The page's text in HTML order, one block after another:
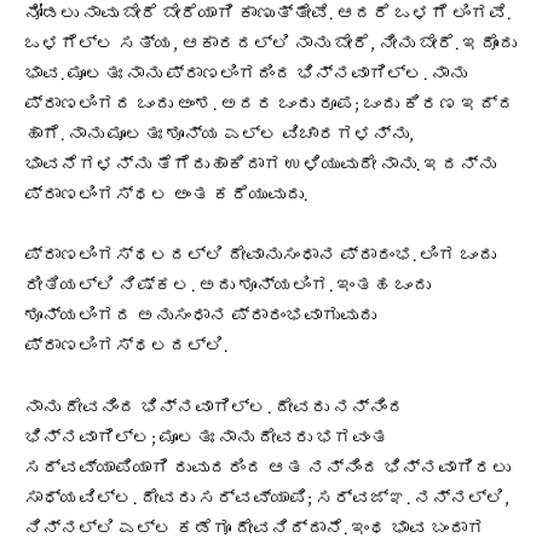
ನೋಡಲು ನಾವು ಬೇರೆ ಬೇರೆಯಾಗಿ ಕಾಣುತ್ತೇವೆ. ಆದರೆ ಒಳಗೆ ಲಿಂಗವೆ.
ಒಳಗೆಲ್ಲ ಸತ್ಯ, ಆಕಾರದಲ್ಲಿ ನಾನು ಬೇರೆ, ನೀನು ಬೇರೆ. ಇದೊಂದು
ಭಾವ. ಮೂಲತಃ ನಾನು ಪ್ರಾಣಲಿಂಗದಿಂದ ಭಿನ್ನವಾಗಿಲ್ಲ. ನಾನು
ಪ್ರಾಣಲಿಂಗದ ಒಂದು ಅಂಶ. ಅದರ ಒಂದು ರೂಪ; ಒಂದು ಕಿರಣ ಇದ್ದ
ಹಾಗೆ. ನಾನು ಮೂಲತಃ ಶೂನ್ಯ ಎಲ್ಲ ವಿಚಾರಗಳನ್ನು,
ಭಾವನೆಗಳನ್ನು ತೆಗೆದುಹಾಕಿದಾಗ ಉಳಿಯುವುದೇ ನಾನು. ಇದನ್ನು
ಪ್ರಾಣಲಿಂಗಸ್ಥಲ ಅಂತ ಕರೆಯುವುದು.
ಪ್ರಾಣಲಿಂಗಸ್ಥಲದಲ್ಲಿ ದೇವಾನುಸಂಧಾನ ಪ್ರಾರಂಭ. ಲಿಂಗ ಒಂದು
ರೀತಿಯಲ್ಲಿ ನಿಷ್ಕಲ. ಅದು ಶೂನ್ಯಲಿಂಗ. ಇಂತಹ ಒಂದು
ಶೂನ್ಯಲಿಂಗದ ಅನುಸಂಧಾನ ಪ್ರಾರಂಭವಾಗುವುದು
ಪ್ರಾಣಲಿಂಗಸ್ಥಲದಲ್ಲಿ.
ನಾನು ದೇವನಿಂದ ಭಿನ್ನವಾಗಿಲ್ಲ. ದೇವರು ನನ್ನಿಂದ
ಭಿನ್ನವಾಗಿಲ್ಲ; ಮೂಲತಃ ನಾನು ದೇವರು ಭಗವಂತ
ಸರ್ವವ್ಯಾಪಿಯಾಗಿ ರುವುದರಿಂದ ಆತ ನನ್ನಿಂದ ಭಿನ್ನವಾಗಿರಲು
ಸಾಧ್ಯವಿಲ್ಲ. ದೇವರು ಸರ್ವವ್ಯಾಪಿ; ಸರ್ವಜ್ಞ. ನನ್ನಲ್ಲಿ,
ನಿನ್ನಲ್ಲಿ ಎಲ್ಲ ಕಡೆಗೂ ದೇವನಿದ್ದಾನೆ. ಇಂಥ ಭಾವ ಬಂದಾಗ